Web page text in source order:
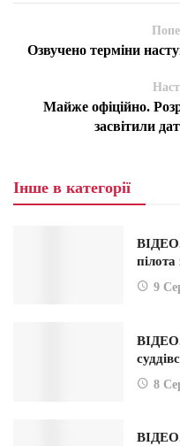
Озвучено терміни
Майже офіційно.
засвітили
Інше в категорії
пілота
9
ВІДЕО.
8